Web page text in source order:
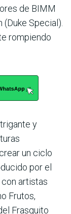
de BIMM
Special).
rompiendo
y
un ciclo
por el
artistas
Frutos,
Frasquito